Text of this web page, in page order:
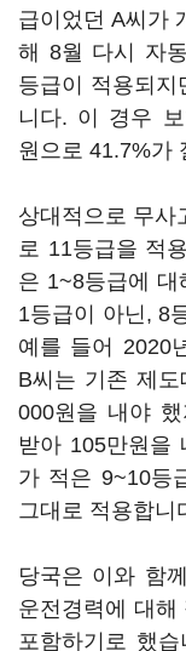
급이었던 A씨가
해 8월 다시 자
등급이 적용되지
니다. 이 경우
원으로 41.7%가
상대적으로 무사
로 11등급을 적
은 1~8등급에
1등급이 아닌, 8
예를 들어 2020
B씨는 기존 제
000원을 내야
받아 105만원을
가 적은 9~10등
그대로 적용합니
당국은 이와 함
운전경력에 대해
포함하기로 했